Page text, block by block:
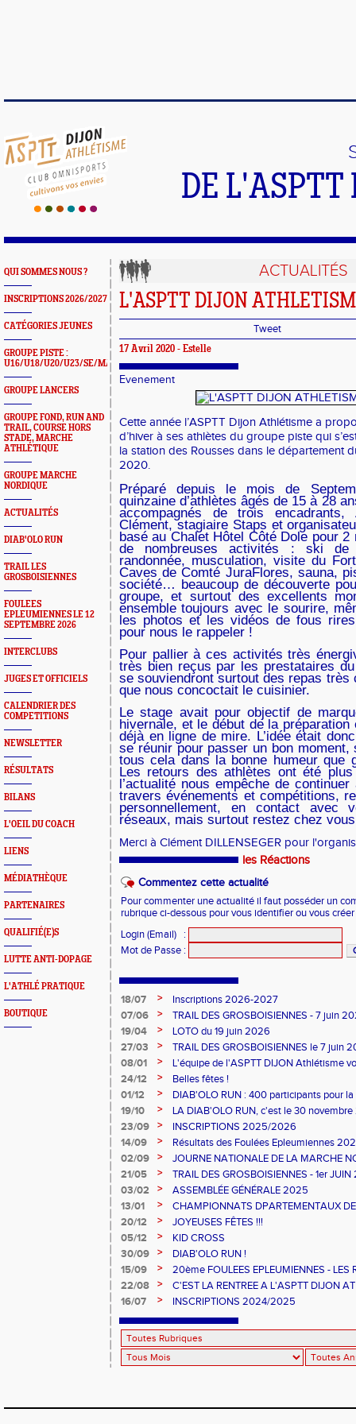
DE
QUI SOMMES NOUS ?
INSCRIPTIONS 2026/2027
CATÉGORIES JEUNES
GROUPE PISTE :
U16/U18/U20/U23/SE/MASTERS
GROUPE LANCERS
GROUPE FOND, RUN AND
TRAIL, COURSE HORS
STADE, MARCHE
ATHLÉTIQUE
GROUPE MARCHE
NORDIQUE
ACTUALITÉS
DIAB'OLO RUN
TRAIL LES
GROSBOISIENNES
FOULEES
EPLEUMIENNES LE 12
SEPTEMBRE 2026
INTERCLUBS
JUGES ET OFFICIELS
CALENDRIER DES
COMPETITIONS
NEWSLETTER
RÉSULTATS
BILANS
L'OEIL DU COACH
LIENS
MÉDIATHÈQUE
PARTENAIRES
QUALIFIÉ(E)S
LUTTE ANTI-DOPAGE
L'ATHLÉ PRATIQUE
BOUTIQUE
ACTUALITÉS
L'ASPTT DIJON
Tweet
17 Avril 2020 - Estelle
Evenement
Cette année l’ASPTT Dijon Athlétisme a
d’hiver à ses athlètes du groupe piste qui
la station des Rousses dans le département
2020.
Préparé depuis le mois de
quinzaine d’athlètes âgés de 15 à 28
accompagnés de trois encadrants,
Clément, stagiaire Staps et
basé au Chalet Hôtel Côté Dole pour
de nombreuses activités : ski de
randonnée, musculation, visite du
Caves de Comté JuraFlores, sauna,
société… beaucoup de découverte
groupe, et surtout des excellents
ensemble toujours avec le sourire,
les photos et les vidéos de fous
pour nous le rappeler !
Pour pallier à ces activités très
très bien reçus par les prestataires
se souviendront surtout des repas très
que nous concoctait le cuisinier.
Le stage avait pour objectif de
hivernale, et le début de la
déjà en ligne de mire. L’idée était
se réunir pour passer un bon moment,
tous cela dans la bonne humeur que
Les retours des athlètes ont été
l’actualité nous empêche de
travers événements et compétitions,
personnellement, en contact avec
réseaux, mais surtout restez chez
Merci à Clément DILLENSEGER pour
les Réactions
Commentez cette actualité
Pour commenter une actualité il faut posséder un
rubrique ci-dessous pour vous identifier ou vous
Login (Email)
:
Mot de Passe :
18/07 >
Inscriptions 2026-2027
07/06
>
TRAIL DES GROSBOISIENNES - 7 juin
19/04
>
LOTO du 19 juin 2026
27/03
>
TRAIL DES GROSBOISIENNES le 7 juin
08/01
>
L'équipe de l'ASPTT DIJON Athlétisme
excellente année !
24/12 >
Belles fêtes !
01/12
>
DIAB'OLO RUN : 400 participants pour
19/10
>
LA DIAB'OLO RUN, c'est le 30
23/09
>
INSCRIPTIONS 2025/2026
14/09
>
Résultats des Foulées Epleumiennes
02/09
>
JOURNE NATIONALE DE LA MARCHE
21/05
>
TRAIL DES GROSBOISIENNES - 1er
03/02
>
ASSEMBLÉE GÉNÉRALE 2025
13/01
>
CHAMPIONNATS DPARTEMENTAUX
20/12
>
JOYEUSES FÊTES !!!
05/12
>
KID CROSS
30/09
>
DIAB'OLO RUN !
15/09
>
20ème FOULEES EPLEUMIENNES - LES
22/08
>
C'EST LA RENTREE A L'ASPTT DIJON
16/07
> INSCRIPTIONS 2024/2025